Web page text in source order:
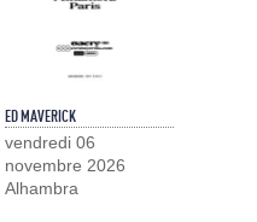
ED MAVERICK
vendredi 06
novembre 2026
Alhambra